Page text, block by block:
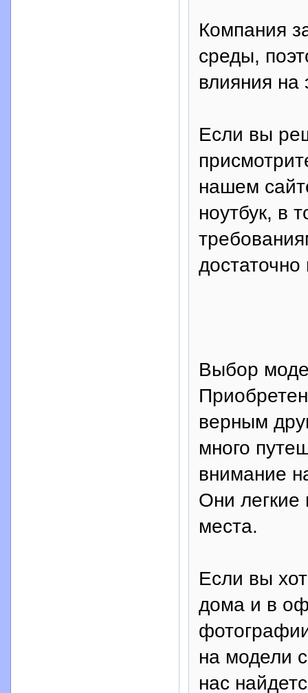
Компания
среды,
влияния на
Если вы
нашем
ноутбук, в
Выбор
верным
много
внимание
Они легкие
места.
Если вы
дома и в
на модели
нас